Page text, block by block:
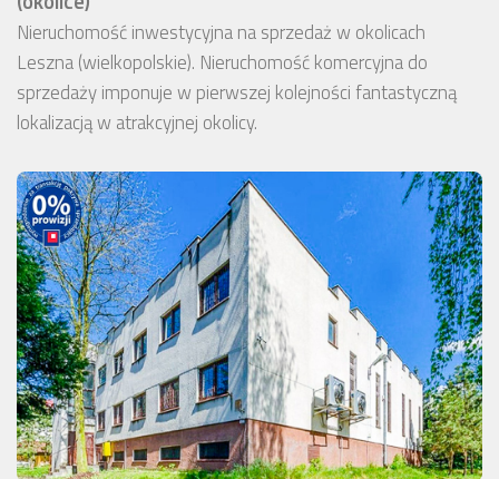
Nieruchomość inwestycyjna na sprzedaż w okolicach
Leszna (wielkopolskie). Nieruchomość komercyjna do
sprzedaży imponuje w pierwszej kolejności fantastyczną
lokalizacją w atrakcyjnej okolicy.